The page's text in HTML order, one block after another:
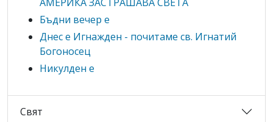
Бъдни вечер е
Днес е Игнажден - почитаме св. Игнатий
Богоносец
Никулден е
Свят